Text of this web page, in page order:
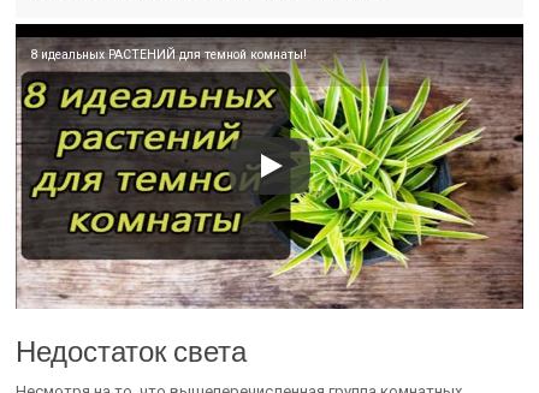
8 идеальных РАСТЕНИЙ для темной комнаты!
Недостаток света